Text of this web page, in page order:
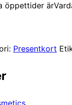
öppettider
Presentkort